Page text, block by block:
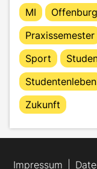
MI
Offenburg
Praxissemester
Sport
Studentenleben
Zukunft
Impressum